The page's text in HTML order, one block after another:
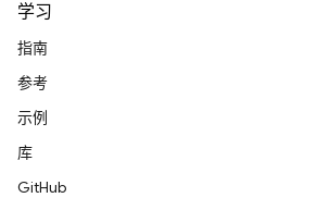
学习
指南
参考
示例
库
GitHub